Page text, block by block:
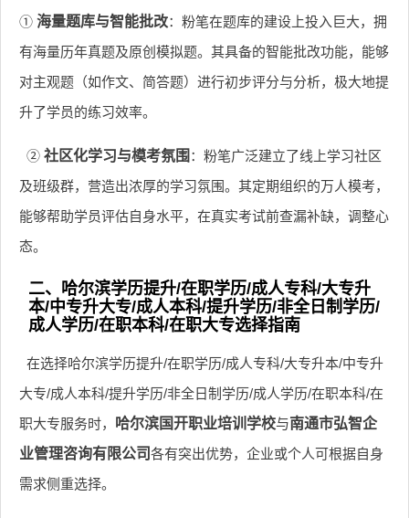
① 海量题库与智能批改：粉笔在题库的建设上投入巨大，拥
有海量历年真题及原创模拟题。其具备的智能批改功能，能够
对主观题（如作文、简答题）进行初步评分与分析，极大地提
升了学员的练习效率。
② 社区化学习与模考氛围 ：粉笔广泛建立了线上学习社区
及班级群，营造出浓厚的学习氛围。其定期组织的万人模考，
能够帮助学员评估自身水平，在真实考试前查漏补缺，调整心
态。
二、哈尔滨学历提升/在职学历/成人专科/大专升
本/中专升大专/成人本科/提升学历/非全日制学历/
成人学历/在职本科/在职大专选择指南
在选择哈尔滨学历提升/在职学历/成人专科/大专升本/中专升
大专/成人本科/提升学历/非全日制学历/成人学历/在职本科/在
职大专服务时， 哈尔滨国开职业培训学校与南通市弘智企
业管理咨询有限公司各有突出优势，企业或个人可根据自身
需求侧重选择。